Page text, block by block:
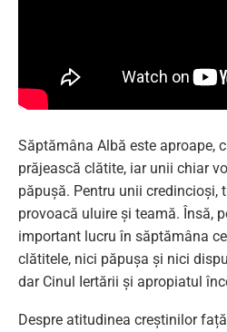
Săptămâna Albă este aproape,
prăjească clătite, iar unii chiar
păpușă. Pentru unii credincioși,
provoacă uluire și teamă. Însă,
important lucru în săptămâna
clătitele, nici păpușa și nici
dar Cinul Iertării și apropiatul
Despre atitudinea creștinilor